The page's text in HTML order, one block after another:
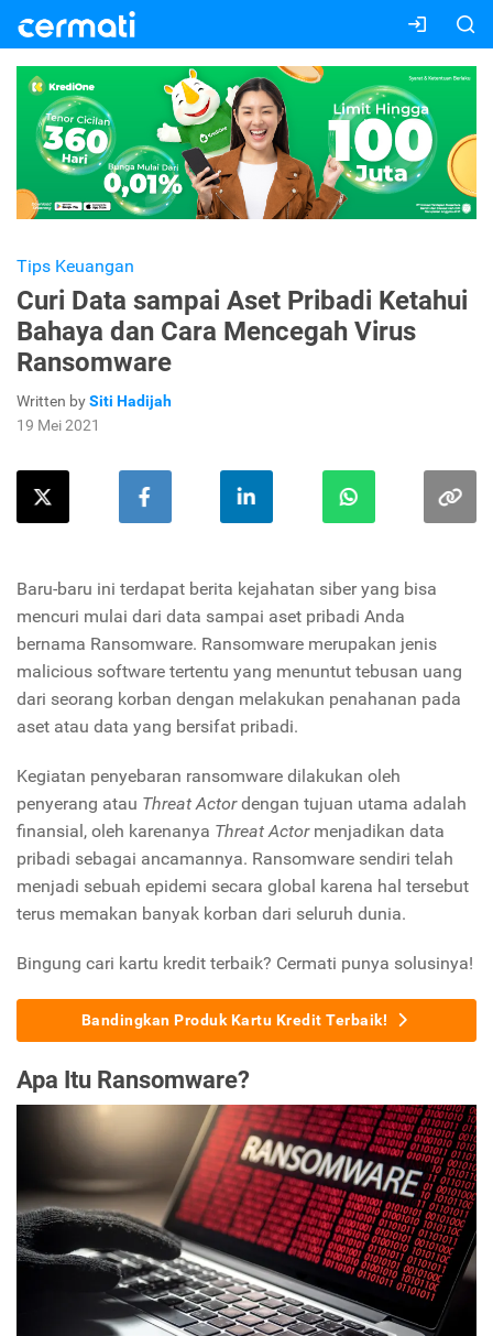
Tips Keuangan
Curi Data sampai Aset Pribadi Ketahui
Bahaya dan Cara Mencegah Virus
Ransomware
Written bySiti Hadijah
19 Mei 2021
Baru-baru ini terdapat berita kejahatan siber yang bisa
mencuri mulai dari data sampai aset pribadi Anda
bernama Ransomware. Ransomware merupakan jenis
malicious software tertentu yang menuntut tebusan uang
dari seorang korban dengan melakukan penahanan pada
aset atau data yang bersifat pribadi.
Kegiatan penyebaran ransomware dilakukan oleh
penyerang atau Threat Actor dengan tujuan utama adalah
finansial, oleh karenanya Threat Actor menjadikan data
pribadi sebagai ancamannya. Ransomware sendiri telah
menjadi sebuah epidemi secara global karena hal tersebut
terus memakan banyak korban dari seluruh dunia.
Bingung cari kartu kredit terbaik? Cermati punya solusinya!
Bandingkan Produk Kartu Kredit Terbaik!
Apa Itu Ransomware?